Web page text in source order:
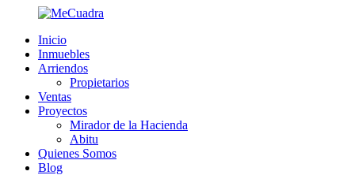
Inicio
Inmuebles
Arriendos
Propietarios
Ventas
Proyectos
Mirador de la Hacienda
Abitu
Quienes Somos
Blog